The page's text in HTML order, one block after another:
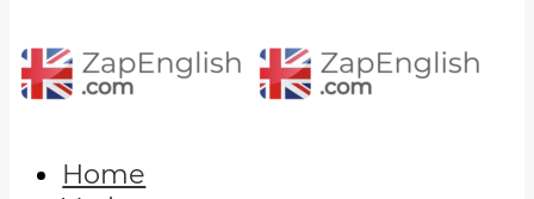
Home